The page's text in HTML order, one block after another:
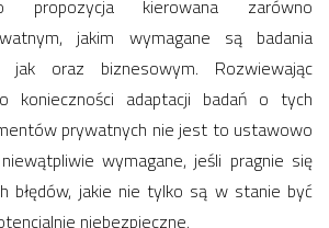
propozycja kierowana zarówno
jakim wymagane są badania
oraz biznesowym. Rozwiewając
konieczności adaptacji badań o tych
prywatnych nie jest to ustawowo
wymagane, jeśli pragnie się
błędów, jakie nie tylko są w stanie być
niebezpieczne.